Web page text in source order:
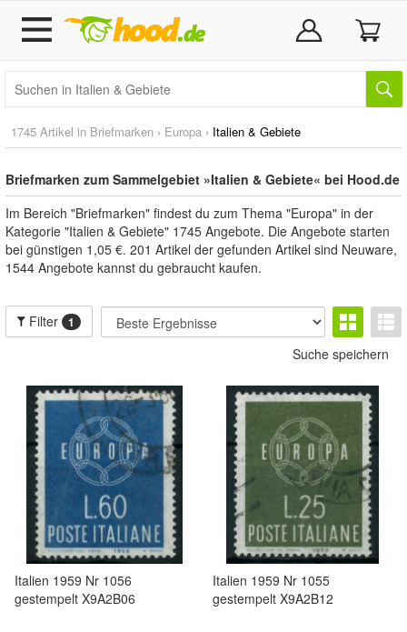
1745 Artikel in Briefmarken › Europa › Italien & Gebiete
Briefmarken zum Sammelgebiet »Italien & Gebiete« bei Hood.de
Im Bereich "Briefmarken" findest du zum Thema "Europa" in der
Kategorie "Italien & Gebiete" 1745 Angebote. Die Angebote starten
bei günstigen 1,05 €. 201 Artikel der gefunden Artikel sind Neuware,
1544 Angebote kannst du gebraucht kaufen.
Filter 1
Suche speichern
Italien 1959 Nr 1056
gestempelt X9A2B06
Italien 1959 Nr 1055
gestempelt X9A2B12